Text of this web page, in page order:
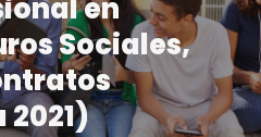
en
Sociales,